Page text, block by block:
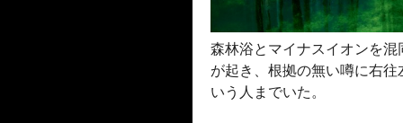
森林浴とマイナスイオンを
が起き、根拠の無い噂に右
いう人までいた。